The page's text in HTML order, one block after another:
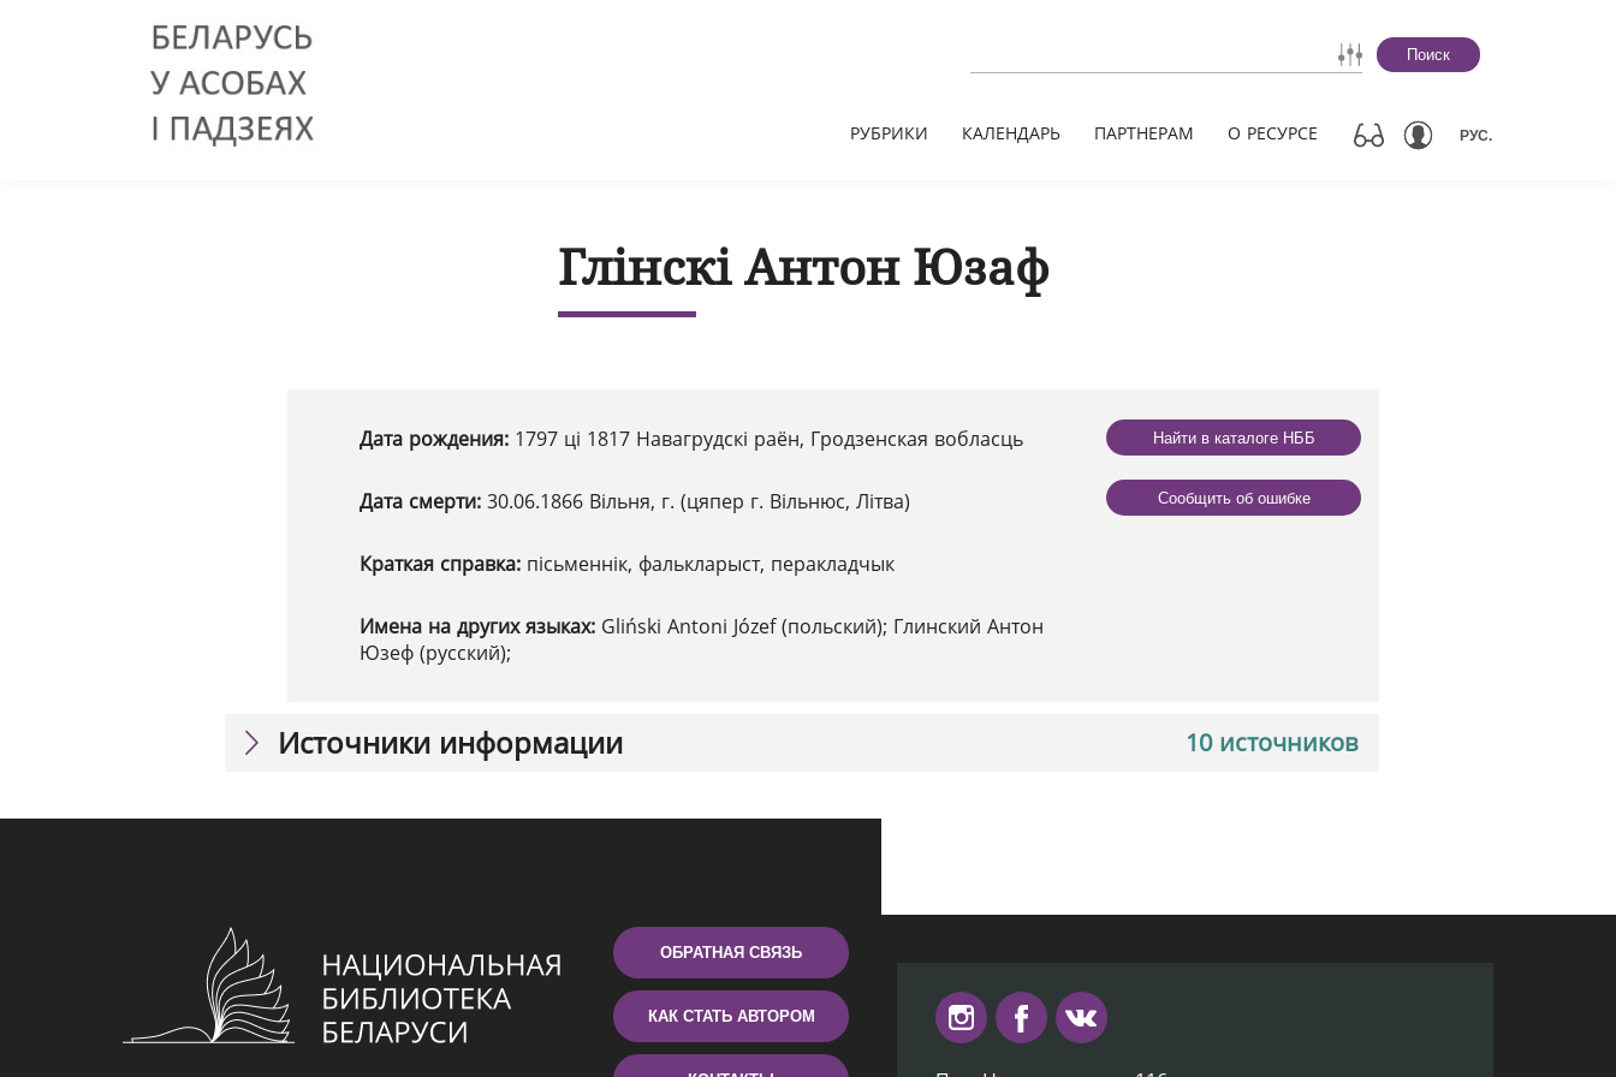
Поиск
РУБРИКИ КАЛЕНДАРЬ ПАРТНЕРАМ О РЕСУРСЕ РУС.
Глінскі Антон Юзаф
Дата рождения: 1797 ці 1817 Навагрудскі раён, Гродзенская вобласць
Дата смерти: 30.06.1866 Вільня, г. (цяпер г. Вільнюс, Літва)
Краткая справка: пісьменнік, фалькларыст, перакладчык
Имена на других языках: Gliński Antoni Józef (польский); Глинский Антон
Юзеф (русский);
Найти в каталоге НББ
Сообщить об ошибке
10 источников
Источники информации
ОБРАТНАЯ СВЯЗЬ
КАК СТАТЬ АВТОРОМ